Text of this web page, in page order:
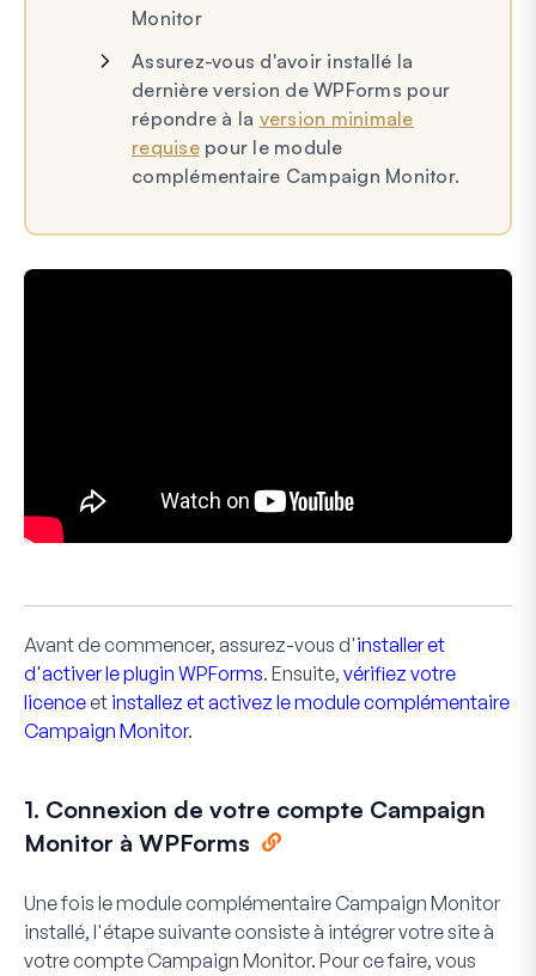
Monitor
Assurez-vous d'avoir installé la
dernière version de WPForms pour
répondre à la version minimale
requisepour le module
complémentaire Campaign Monitor.
Avant de commencer, assurez-vous d'installer et
d'activer le plugin WPForms. Ensuite, vérifiez votre
licenceet installez et activez le module complémentaire
Campaign Monitor.
1. Connexion de votre compte Campaign
Monitor à WPForms
Une fois le module complémentaire Campaign Monitor
installé, l'étape suivante consiste à intégrer votre site à
votre compte Campaign Monitor. Pour ce faire, vous